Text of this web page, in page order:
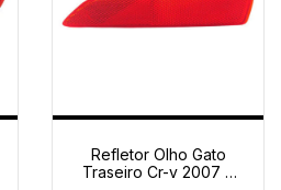
Refletor Olho Gato
Traseiro Cr-v 2007 A